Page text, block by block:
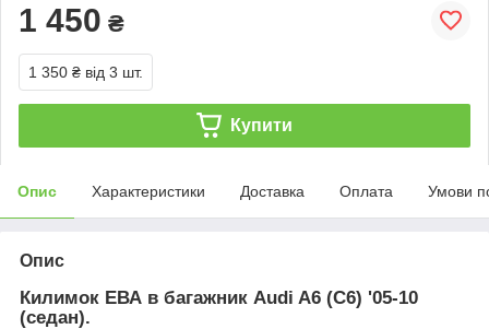
1 450 ₴
1 350 ₴ від 3 шт.
Купити
Опис Характеристики Доставка Оплата Умови
Опис
Килимок ЕВА в багажник Audi A6 (C6) '05-10
(седан).